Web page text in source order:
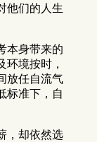
他们的人生
本身带来的
环境按时，
放任自流气
标准下，自
，却依然选